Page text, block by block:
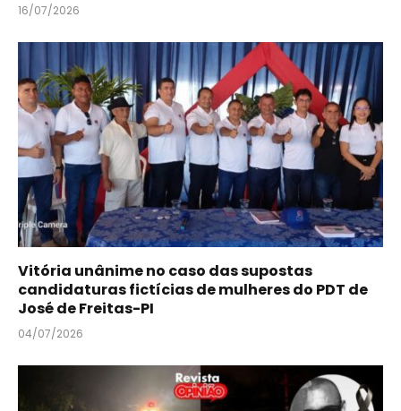
16/07/2026
Vitória unânime no caso das supostas
candidaturas fictícias de mulheres do PDT de
José de Freitas-PI
04/07/2026